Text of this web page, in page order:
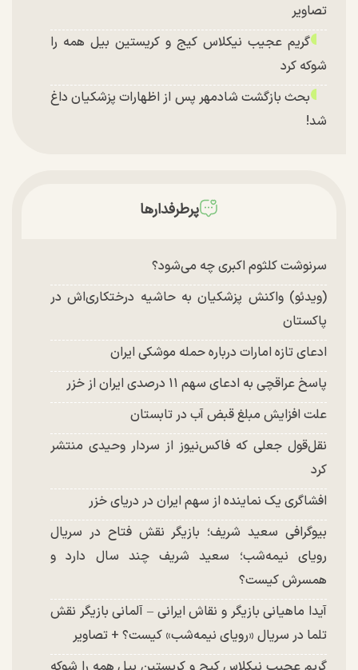
تصاویر
گریم عجیب نیکلاس کیج و کریستین بیل همه را
شوکه کرد
بحث بازگشت شادمهر پس از اظهارات پزشکیان داغ
شد!
توافق با آمریکا در انتظار تایید نهایی شعام؟
شد
پرطرفدارها
سرنوشت کلثوم اکبری چه می‌شود؟
(ویدئو) واکنش پزشکیان به حاشیه درختکاری‌اش در
پاکستان
ادعای تازه امارات درباره حمله موشکی ایران
پاسخ عراقچی به ادعای سهم ۱۱ درصدی ایران از خزر
علت افزایش مبلغ قبض آب در تابستان
نقل‌قول جعلی که فاکس‌نیوز از سردار وحیدی منتشر
کرد
افشاگری یک نماینده از سهم ایران در دریای خزر
بیوگرافی سعید شریف؛ بازیگر نقش فتاح در سریال
رویای نیمه‌شب؛ سعید شریف چند سال دارد و
همسرش کیست؟
آیدا ماهیانی بازیگر و نقاش ایرانی – آلمانی بازیگر نقش
تلما در سریال «رویای نیمه‌شب» کیست؟ + تصاویر